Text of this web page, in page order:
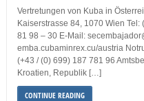
Vertretungen von Kuba in
Kaiserstrasse 84, 1070 Wien
81 98 – 30 E-Mail:
emba.cubaminrex.cu/austria
(+43 / (0) 699) 187 781 96
Kroatien, Republik […]
CONTINUE READING